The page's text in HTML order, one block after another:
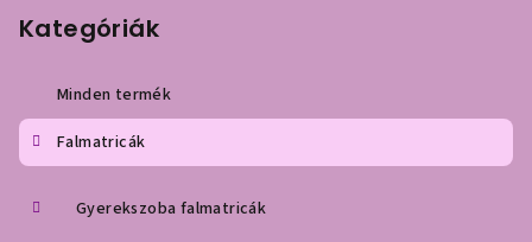
Kategóriák
Minden termék
Falmatricák
Gyerekszoba falmatricák